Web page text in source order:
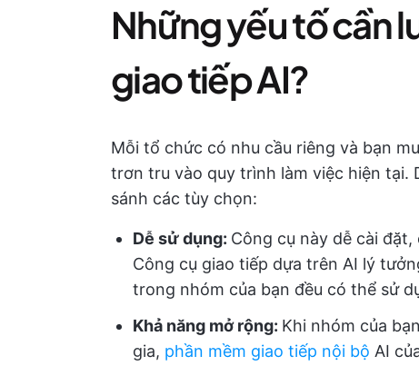
Những yếu tố cần
giao tiếp AI?
Mỗi tổ chức có nhu cầu riêng và bạn
trơn tru vào quy trình làm việc hiện tại.
sánh các tùy chọn:
Dễ sử dụng: Công cụ này dễ cài
Công cụ giao tiếp dựa trên AI lý
trong nhóm của bạn đều có thể sử
Khả năng mở rộng: Khi nhóm của
gia, phần mềm giao tiếp nội bộ AI